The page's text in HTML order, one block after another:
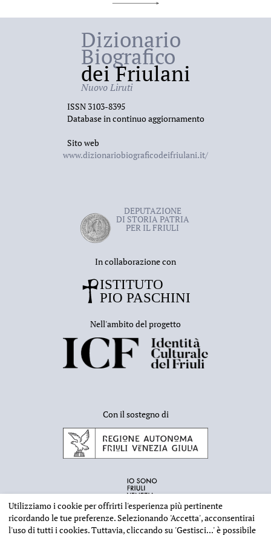
Dizionario
Biografico
dei Friulani
Nuovo Liruti
ISSN 3103-8395
Database in continuo aggiornamento
Sito web
www.dizionariobiograficodeifriulani.it/
DEPUTAZIONE
DI STORIA PATRIA
PER IL FRIULI
In collaborazione con
Nell'ambito del progetto
Con il sostegno di
Utilizziamo i cookie per offrirti l'esperienza più pertinente
ricordando le tue preferenze. Selezionando 'Accetta', acconsentirai
l'uso di tutti i cookies. Tuttavia, cliccando su 'Gestisci...'è possibile